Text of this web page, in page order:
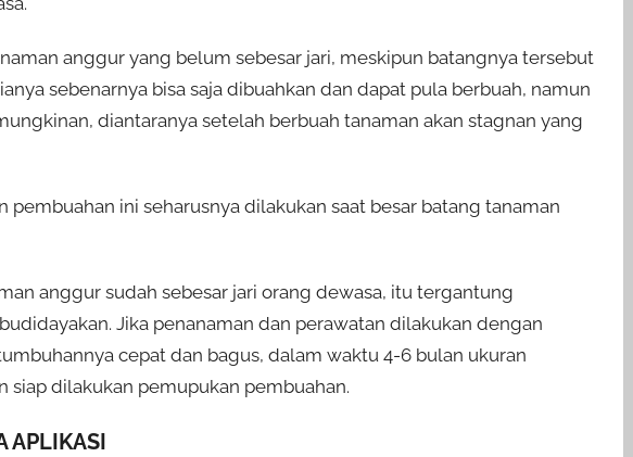
anggur yang belum sebesar jari, meskipun batangnya tersebut
sebenarnya bisa saja dibuahkan dan dapat pula berbuah, namun
diantaranya setelah berbuah tanaman akan stagnan yang
ini seharusnya dilakukan saat besar batang tanaman
anggur sudah sebesar jari orang dewasa, itu tergantung
Jika penanaman dan perawatan dilakukan dengan
cepat dan bagus, dalam waktu 4-6 bulan ukuran
siap dilakukan pemupukan pembuahan.
APLIKASI